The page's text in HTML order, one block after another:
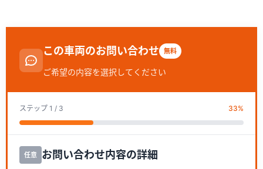
この車両のお問い合わせ 無料
ご希望の内容を選択してください
ステップ 1 / 3 33%
任意 お問い合わせ内容の詳細